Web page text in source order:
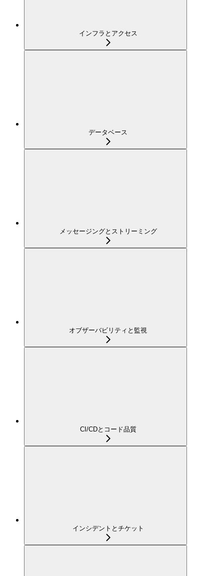
インフラとアクセス
データベース
メッセージングとストリーミング
オブザーバビリティと監視
CI/CDとコード品質
インシデントとチケット